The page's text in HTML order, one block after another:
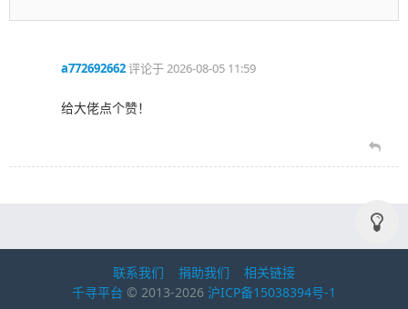
a772692662评论于2026-08-05 11:59
给大佬点个赞！
联系我们 捐助我们
相关链接
千寻平台 © 2013-2026 沪ICP备15038394号-1